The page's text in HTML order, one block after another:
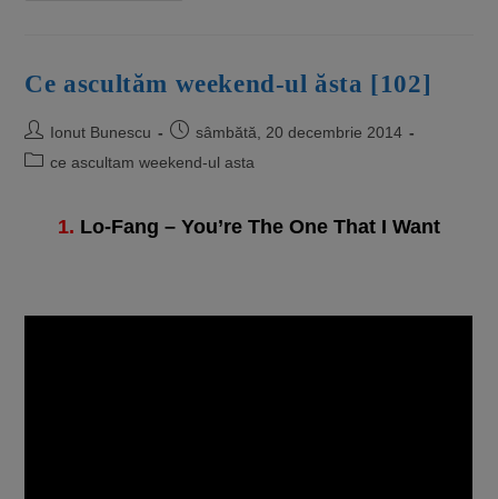
Ce ascultăm weekend-ul ăsta [102]
Ionut Bunescu
sâmbătă, 20 decembrie 2014
ce ascultam weekend-ul asta
1. Lo-Fang – You’re The One That I Want